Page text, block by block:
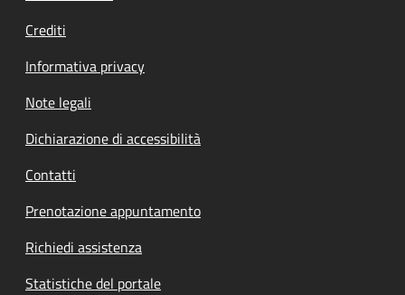
Crediti
Informativa privacy
Note legali
Dichiarazione di accessibilità
Contatti
Prenotazione appuntamento
Richiedi assistenza
Statistiche del portale